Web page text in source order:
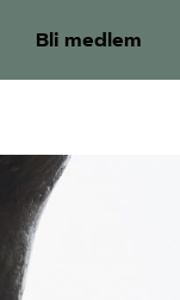
Bli medlem